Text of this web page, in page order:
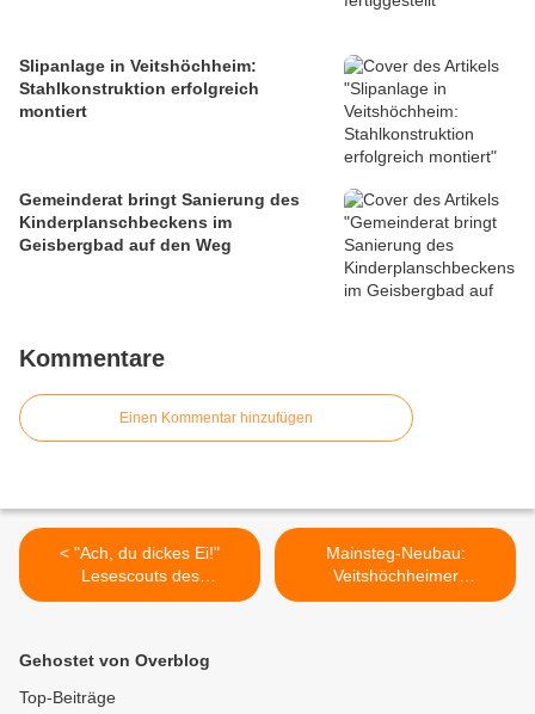
Slipanlage in Veitshöchheim:
Stahlkonstruktion erfolgreich
montiert
Gemeinderat bringt Sanierung des
Kinderplanschbeckens im
Geisbergbad auf den Weg
Kommentare
Einen Kommentar hinzufügen
< "Ach, du dickes Ei!"
Lesescouts des
Gymnasiums
Grundschüler in der
Bahnhofs-Bücherei
Mainsteg-Neubau:
Veitshöchheimer
Gemeinderat genehmigt mit
Gehostet von Overblog
Top-Beiträge